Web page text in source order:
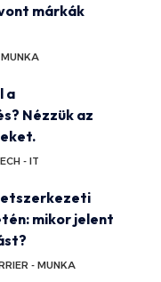
márkák
a
Nézzük az
- IT
mikor jelent
- MUNKA